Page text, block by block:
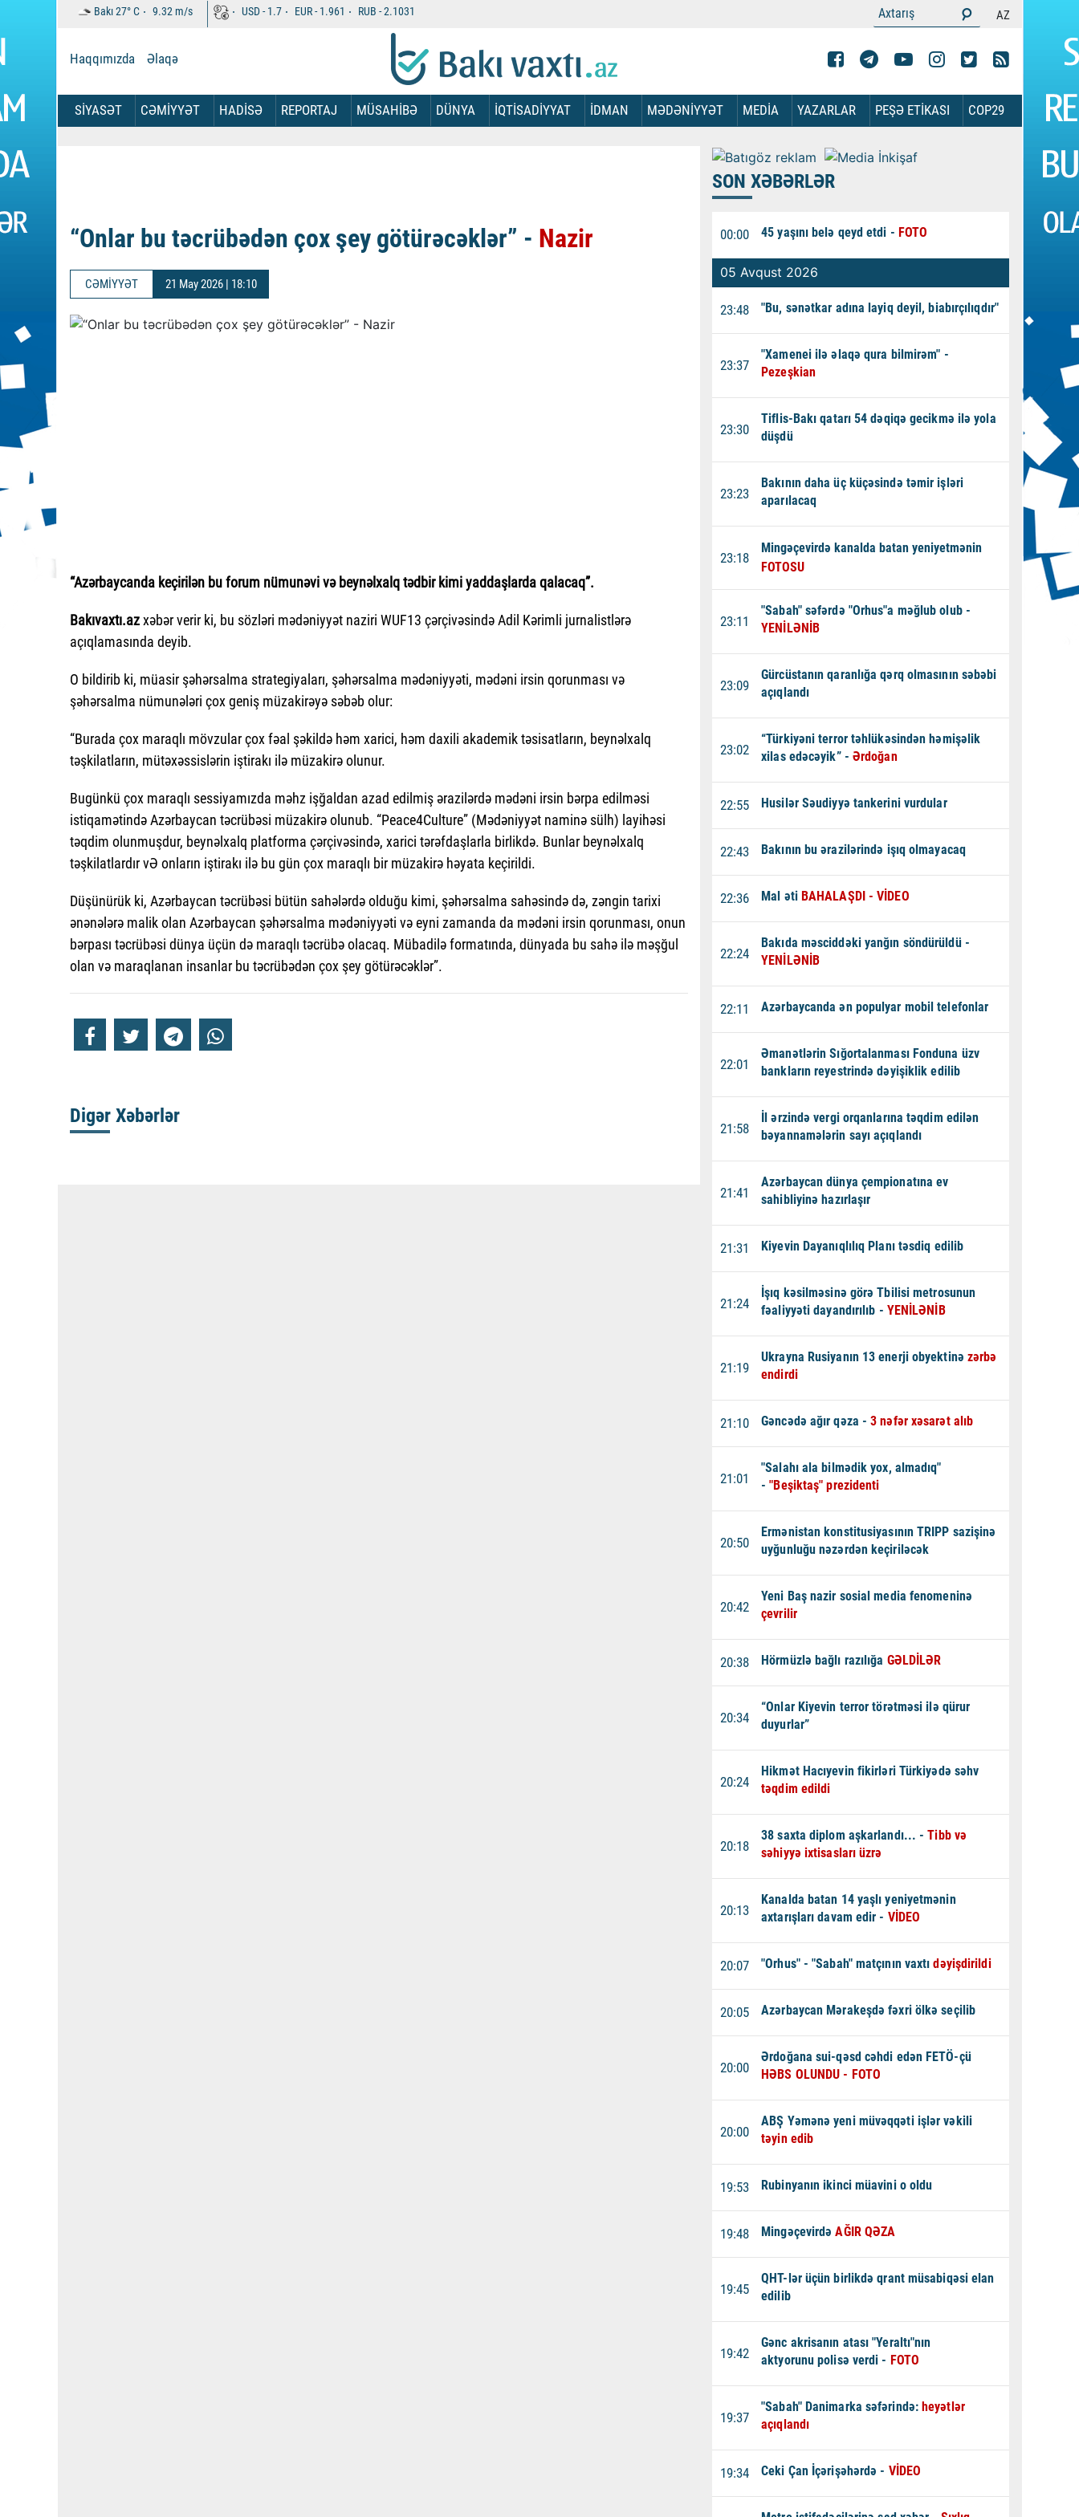
Bakı27°C 9.32 m/s USD -1.7 EUR -1.961 RUB -2.1031 AZ
Haqqımızda Əlaqə
SİYASƏT CƏMİYYƏT HADİSƏ REPORTAJ MÜSAHİBƏ DÜNYA İQTİSADİYYAT İDMAN MƏDƏNİYYƏT MEDİA YAZARLAR PEŞƏ ETİKASI COP29
“Onlar bu təcrübədən çox şey götürəcəklər” - Nazir
CƏMİYYƏT 21 May 2026 | 18:10
“Azərbaycanda keçirilən bu forum nümunəvi və beynəlxalq tədbir kimi yaddaşlarda qalacaq”.
Bakıvaxtı.azxəbər verir ki, bu sözləri mədəniyyət naziri WUF13 çərçivəsində Adil Kərimli jurnalistlərə
açıqlamasında deyib.
O bildirib ki, müasir şəhərsalma strategiyaları, şəhərsalma mədəniyyəti, mədəni irsin qorunması və
şəhərsalma nümunələri çox geniş müzakirəyə səbəb olur:
“Burada çox maraqlı mövzular çox fəal şəkildə həm xarici, həm daxili akademik təsisatların, beynəlxalq
təşkilatların, mütəxəssislərin iştirakı ilə müzakirə olunur.
Bugünkü çox maraqlı sessiyamızda məhz işğaldan azad edilmiş ərazilərdə mədəni irsin bərpa edilməsi
istiqamətində Azərbaycan təcrübəsi müzakirə olunub. “Peace4Culture” (Mədəniyyət naminə sülh) layihəsi
təqdim olunmuşdur, beynəlxalq platforma çərçivəsində, xarici tərəfdaşlarla birlikdə. Bunlar beynəlxalq
təşkilatlardır vƏ onların iştirakı ilə bu gün çox maraqlı bir müzakirə həyata keçirildi.
Düşünürük ki, Azərbaycan təcrübəsi bütün sahələrdə olduğu kimi, şəhərsalma sahəsində də, zəngin tarixi
ənənələrə malik olan Azərbaycan şəhərsalma mədəniyyəti və eyni zamanda da mədəni irsin qorunması, onun
bərpası təcrübəsi dünya üçün də maraqlı təcrübə olacaq. Mübadilə formatında, dünyada bu sahə ilə məşğul
olan və maraqlanan insanlar bu təcrübədən çox şey götürəcəklər”.
Digər Xəbərlər
SON XƏBƏRLƏR
00:00 45 yaşını belə qeyd etdi - FOTO
05 Avqust 2026
23:48 "Bu, sənətkar adına layiq deyil, biabırçılıqdır"
23:37
"Xamenei ilə əlaqə qura bilmirəm" -
Pezeşkian
23:30
Tiflis-Bakı qatarı 54 dəqiqə gecikmə ilə yola
düşdü
23:23
Bakının daha üç küçəsində təmir işləri
aparılacaq
23:18
Mingəçevirdə kanalda batan yeniyetmənin
FOTOSU
23:11
"Sabah" səfərdə "Orhus"a məğlub olub -
YENİLƏNİB
23:09
Gürcüstanın qaranlığa qərq olmasının səbəbi
açıqlandı
23:02
“Türkiyəni terror təhlükəsindən həmişəlik
xilas edəcəyik” - Ərdoğan
22:55 Husilər Səudiyyə tankerini vurdular
22:43 Bakının bu ərazilərində işıq olmayacaq
22:36 Mal əti BAHALAŞDI - VİDEO
22:24
Bakıda məsciddəki yanğın söndürüldü -
YENİLƏNİB
22:11 Azərbaycanda ən populyar mobil telefonlar
22:01
Əmanətlərin Sığortalanması Fonduna üzv
bankların reyestrində dəyişiklik edilib
21:58
İl ərzində vergi orqanlarına təqdim edilən
bəyannamələrin sayı açıqlandı
21:41
Azərbaycan dünya çempionatına ev
sahibliyinə hazırlaşır
21:31 Kiyevin Dayanıqlılıq Planı təsdiq edilib
21:24
İşıq kəsilməsinə görə Tbilisi metrosunun
fəaliyyəti dayandırılıb - YENİLƏNİB
21:19
Ukrayna Rusiyanın 13 enerji obyektinə zərbə
endirdi
21:10 Gəncədə ağır qəza - 3 nəfər xəsarət alıb
21:01
"Salahı ala bilmədik yox, almadıq"
-"Beşiktaş" prezidenti
20:50
Ermənistan konstitusiyasının TRIPP sazişinə
uyğunluğu nəzərdən keçiriləcək
20:42
Yeni Baş nazir sosial media fenomeninə
çevrilir
20:38 Hörmüzlə bağlı razılığa GƏLDİLƏR
20:34
“Onlar Kiyevin terror törətməsi ilə qürur
duyurlar”
20:24
Hikmət Hacıyevin fikirləri Türkiyədə səhv
təqdim edildi
20:18
38 saxta diplom aşkarlandı... -Tibb və
səhiyyə ixtisasları üzrə
20:13
Kanalda batan 14 yaşlı yeniyetmənin
axtarışları davam edir - VİDEO
20:07 "Orhus" - "Sabah" matçının vaxtıdəyişdirildi
20:05 Azərbaycan Mərakeşdə fəxri ölkə seçilib
20:00
Ərdoğana sui-qəsd cəhdi edən FETÖ-çü
HƏBS OLUNDU - FOTO
20:00
ABŞ Yəmənə yeni müvəqqəti işlər vəkili
təyin edib
19:53 Rubinyanın ikinci müavini o oldu
19:48 MingəçevirdəAĞIR QƏZA
19:45
QHT-lər üçün birlikdə qrant müsabiqəsi elan
edilib
19:42
Gənc akrisanın atası "Yeraltı"nın
aktyorunu polisə verdi - FOTO
19:37
"Sabah" Danimarka səfərində:heyətlər
açıqlandı
19:34 Ceki Çan İçərişəhərdə - VİDEO